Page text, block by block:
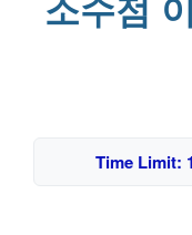
Time Limit: